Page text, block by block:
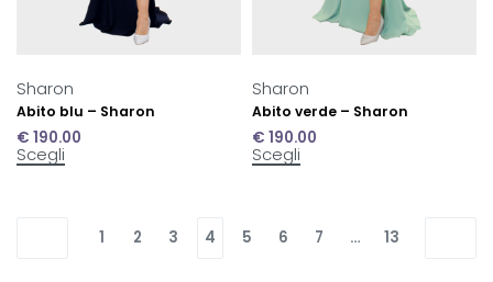
Sharon
Abito blu – Sharon
€ 190.00
Scegli
Sharon
Abito verde – Sharon
€ 190.00
Scegli
1 2 3 4 5 6 7 … 13